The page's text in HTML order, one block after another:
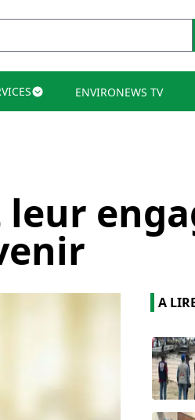
ENVIRONEWS TV
leur
A